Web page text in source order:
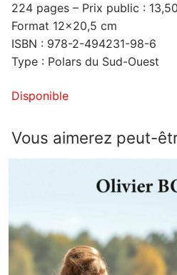
224 pages – Prix public :
Format 12×20,5 cm
ISBN : 978-2-494231-98-6
Type : Polars du Sud-Ouest
Disponible
Vous aimerez peut-